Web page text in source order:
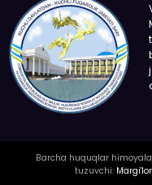
Barcha huquqlar
tuzuvchi: